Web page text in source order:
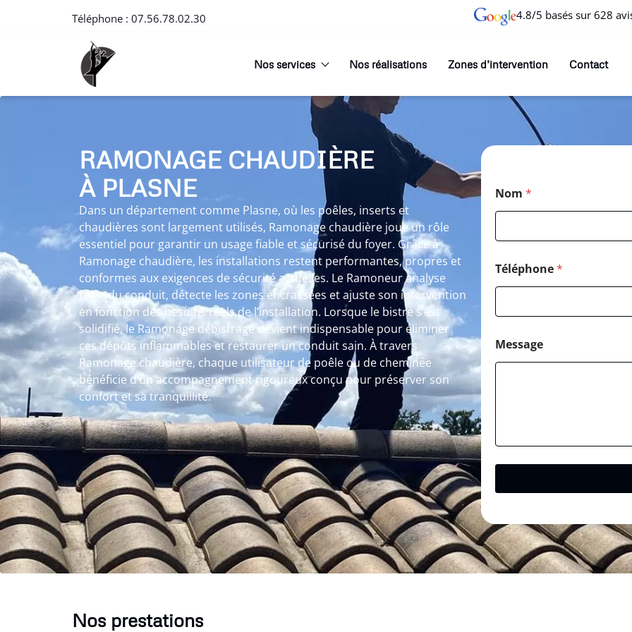
Téléphone : 07.56.78.02.30 4.8/5 basés sur 628
Nos services Nos réalisations Zones d’intervention Contact
RAMONAGE CHAUDIÈRE
À PLASNE
Dans un département comme Plasne, où les poêles, inserts et
chaudières sont largement utilisés, Ramonage chaudière joue un rôle
essentiel pour garantir un usage fiable et sécurisé du foyer. Grâce à
Ramonage chaudière, les installations restent performantes, propres et
conformes aux exigences de sécurité actuelles. Le Ramoneur analyse
l’état du conduit, détecte les zones encrassées et ajuste son intervention
en fonction des besoins réels de l’installation. Lorsque le bistre s’est
solidifié, le Ramonage débistrage devient indispensable pour éliminer
ces dépôts inflammables et restaurer un conduit sain. À travers
Ramonage chaudière, chaque utilisateur de poêle ou de cheminée
bénéficie d’un accompagnement rigoureux conçu pour préserver son
confort et sa tranquillité.
Nom *
Téléphone*
Message
Nos prestations